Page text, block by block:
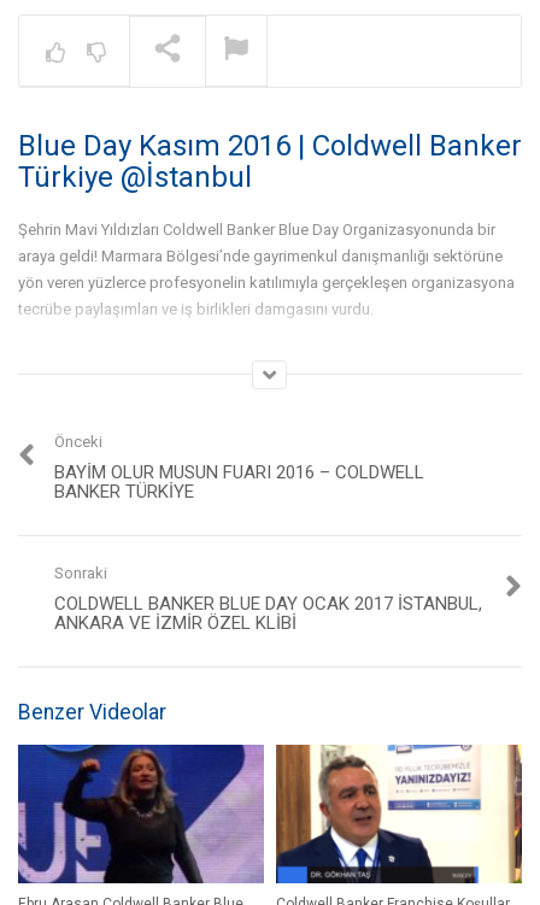
Gayrimenkul İşinde Bölge
Çalışması Nedir? – Dr. Gökhan
Blue Day Kasım 2016 | Coldwell Banker
Türkiye @İstanbul
Şehrin Mavi Yıldızları Coldwell Banker Blue Day Organizasyonunda bir
araya geldi! Marmara Bölgesi’nde gayrimenkul danışmanlığı sektörüne
yön veren yüzlerce profesyonelin katılımıyla gerçekleşen organizasyona
tecrübe paylaşımları ve iş birlikleri damgasını vurdu.
Organizasyonlarımız
Önceki
BAYIM OLUR MUSUN FUARI 2016 – COLDWELL
BANKER TÜRKIYE
Sonraki
COLDWELL BANKER BLUE DAY OCAK 2017 İSTANBUL,
ANKARA VE İZMIR ÖZEL KLIBI
Benzer Videolar